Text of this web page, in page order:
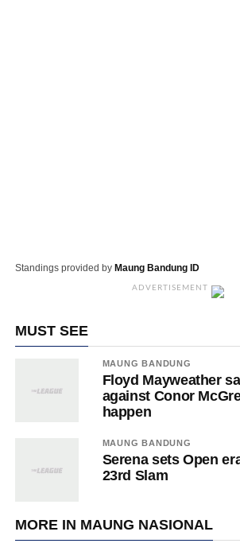
Standings provided by Maung Bandung ID
ADVERTISEMENT
MUST SEE
MAUNG BANDUNG
Floyd Mayweather
against Conor
happen
MAUNG BANDUNG
Serena sets Open
23rd Slam
MORE IN MAUNG NASIONAL